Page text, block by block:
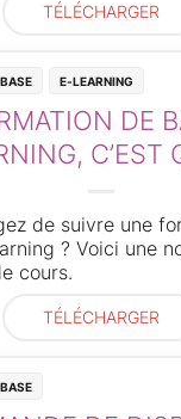
TÉLÉCHARGER
e-learning
DE
C’EST
de suivre une
? Voici une
cours.
TÉLÉCHARGER